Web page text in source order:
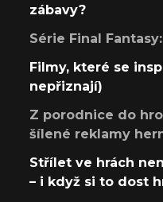
zábavy?
Série Final
Filmy, které se
nepřiznají)
Z porodnice do
šílené reklamy
Střílet ve hrách
– i když si to dost